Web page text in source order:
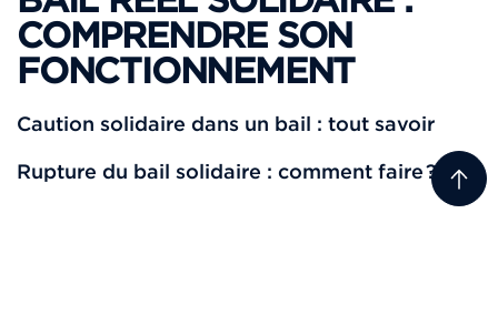
COMPRENDRE SON
FONCTIONNEMENT
Caution solidaire dans un bail : tout savoir
Rupture du bail solidaire : comment faire ?